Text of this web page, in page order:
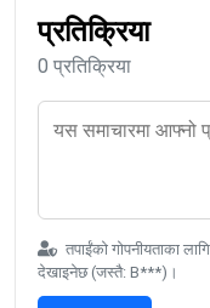
प्रतिक्रिया
0 प्रतिक्रिया
तपाईंको गोपनीयताका
देखाइनेछ (जस्तै: B***)।